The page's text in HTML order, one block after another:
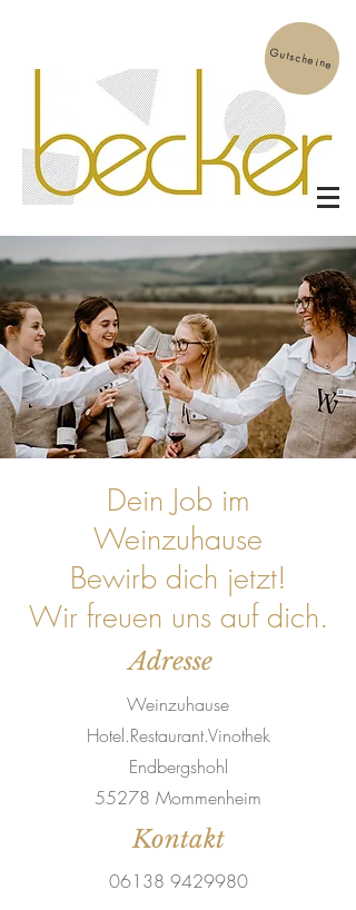
Gutscheine
Dein Job im
Weinzuhause
Bewirb dich jetzt!
Wir freuen uns auf dich.
Adresse
Weinzuhause
Hotel.Restaurant.Vinothek
Endbergshohl
55278 Mommenheim
Kontakt
06138 9429980